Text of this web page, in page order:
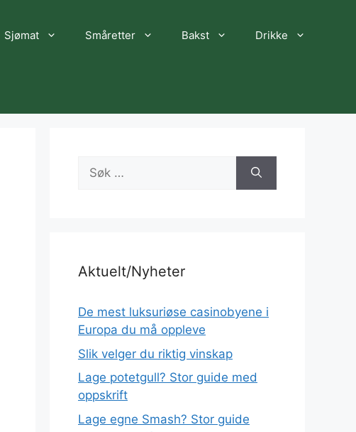
Sjømat Småretter Bakst Drikke
Søk
etter:
Aktuelt/Nyheter
De mest luksuriøse casinobyene i
Europa du må oppleve
Slik velger du riktig vinskap
Lage potetgull? Stor guide med
oppskrift
Lage egne Smash? Stor guide